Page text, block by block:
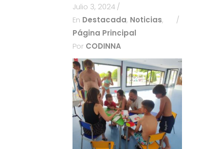
Julio 3, 2024
En Destacada, Noticias,
Página Principal
Por CODINNA